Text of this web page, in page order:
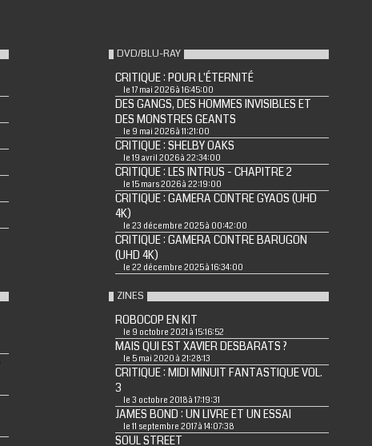
DVD/BLU-RAY
CRITIQUE : POUR L'ÉTERNITÉ
le 17 mai 2026 à 16:45:00
DES GANGS, DES HOMMES INVISIBLES ET
DES MONSTRES GEANTS
le 9 mai 2026 à 11:21:00
CRITIQUE : SHELBY OAKS
le 19 avril 2026 à 22:34:00
CRITIQUE : LES INTRUS - CHAPITRE 2
le 15 mars 2026 à 22:19:00
CRITIQUE : GAMERA CONTRE GYAOS (UHD
4K)
le 23 décembre 2025 à 00:42:00
CRITIQUE : GAMERA CONTRE BARUGON
(UHD 4K)
le 22 décembre 2025 à 16:34:00
ZINES
ROBOCOP EN KIT
le 9 octobre 2021 à 15:16:52
MAIS QUI EST XAVIER DESBARATS ?
le 5 mai 2020 à 21:28:13
CRITIQUE : MIDI MINUIT FANTASTIQUE VOL.
3
le 3 octobre 2018 à 17:19:31
JAMES BOND : UN LIVRE ET UN ESSAI
le 11 septembre 2017 à 14:07:38
SOUL STREET